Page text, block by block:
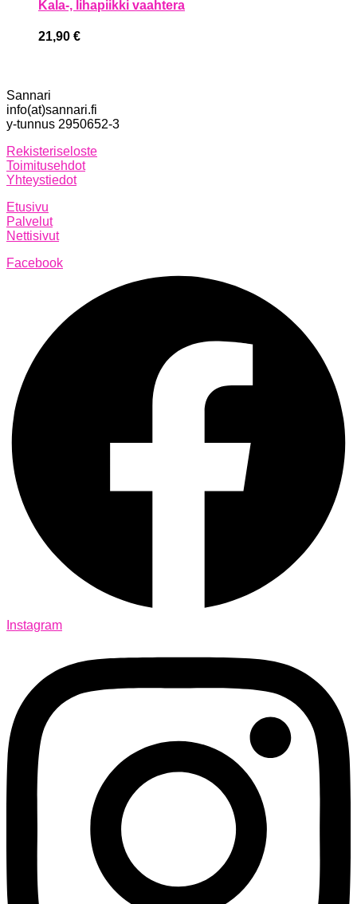
Kala-, lihapiikki vaahtera
21,90 €
Sannari
info(at)sannari.fi
y-tunnus 2950652-3
Rekisteriseloste
Toimitusehdot
Yhteystiedot
Etusivu
Palvelut
Nettisivut
Facebook
Instagram